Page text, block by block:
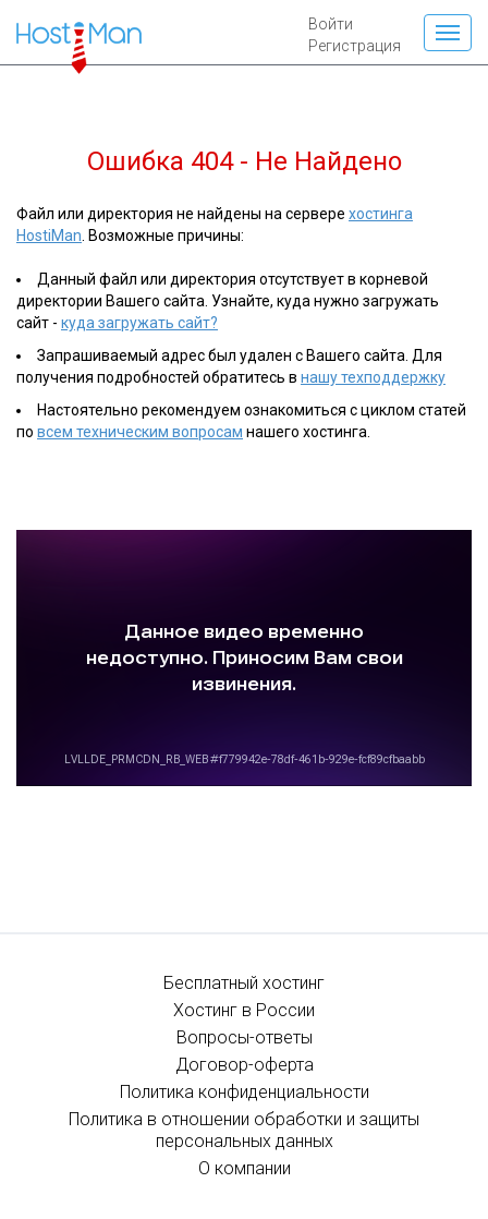
Войти
Регистрация
Ошибка 404 - Не Найдено
Файл или директория не найдены на сервере хостинга
HostiMan . Возможные причины:
Данный файл или директория отсутствует в корневой
директории Вашего сайта. Узнайте, куда нужно загружать
сайт - куда загружать сайт?
Запрашиваемый адрес был удален с Вашего сайта. Для
получения подробностей обратитесь в нашу техподдержку
Настоятельно рекомендуем ознакомиться с циклом статей
по всем техническим вопросам нашего хостинга.
Бесплатный хостинг
Хостинг в России
Вопросы-ответы
Договор-оферта
Политика конфиденциальности
Политика в отношении обработки и защиты
персональных данных
О компании